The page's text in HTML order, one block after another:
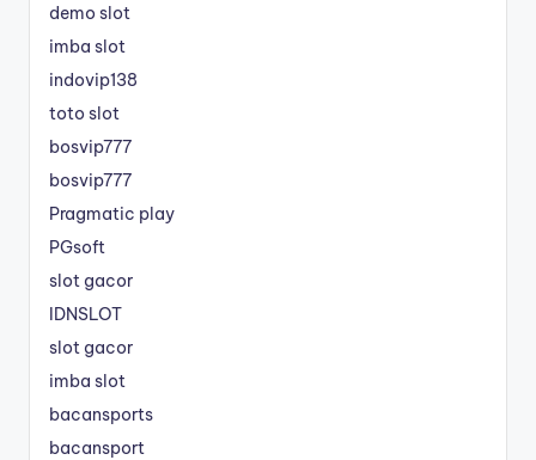
demo slot
imba slot
indovip138
toto slot
bosvip777
bosvip777
Pragmatic play
PGsoft
slot gacor
IDNSLOT
slot gacor
imba slot
bacansports
bacansport